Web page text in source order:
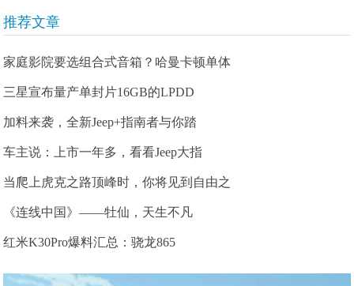
推荐文章
家庭影院要选组合式音箱？哈曼卡顿单体
三星宣布量产单封片16GB的LPDD
加料来袭，全新Jeep+指南者与你踏
车主说：上市一年多，看看Jeep大指
当爬上虎克之路顶峰时，你将见到自由之
《连线中国》——牡仙，天生不凡
红米K30Pro爆料汇总：骁龙865